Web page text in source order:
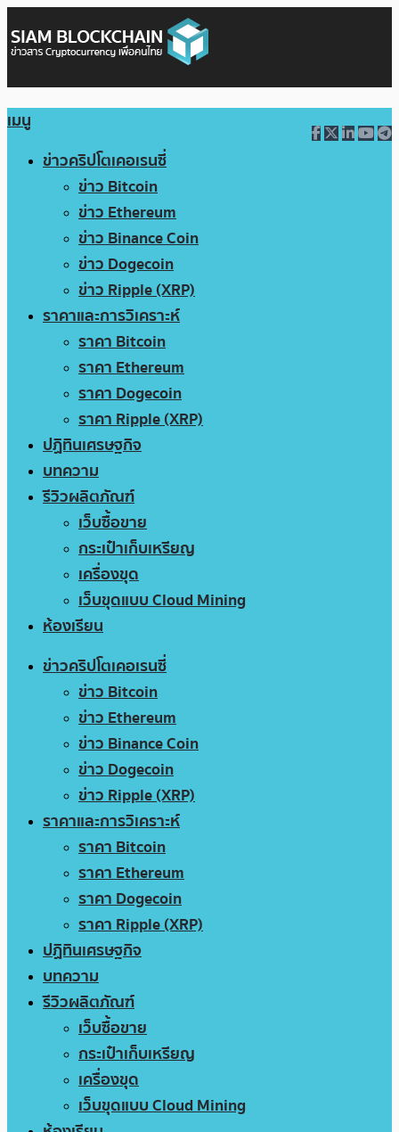
เมนู
ข่าวคริปโตเคอเรนซี่
ข่าว Bitcoin
ข่าว Ethereum
ข่าว Binance Coin
ข่าว Dogecoin
ข่าว Ripple (XRP)
ราคาและการวิเคราะห์
ราคา Bitcoin
ราคา Ethereum
ราคา Dogecoin
ราคา Ripple (XRP)
ปฏิทินเศรษฐกิจ
บทความ
รีวิวผลิตภัณฑ์
เว็บซื้อขาย
กระเป๋าเก็บเหรียญ
เครื่องขุด
เว็บขุดแบบ Cloud Mining
ห้องเรียน
ข่าวคริปโตเคอเรนซี่
ข่าว Bitcoin
ข่าว Ethereum
ข่าว Binance Coin
ข่าว Dogecoin
ข่าว Ripple (XRP)
ราคาและการวิเคราะห์
ราคา Bitcoin
ราคา Ethereum
ราคา Dogecoin
ราคา Ripple (XRP)
ปฏิทินเศรษฐกิจ
บทความ
รีวิวผลิตภัณฑ์
เว็บซื้อขาย
กระเป๋าเก็บเหรียญ
เครื่องขุด
เว็บขุดแบบ Cloud Mining